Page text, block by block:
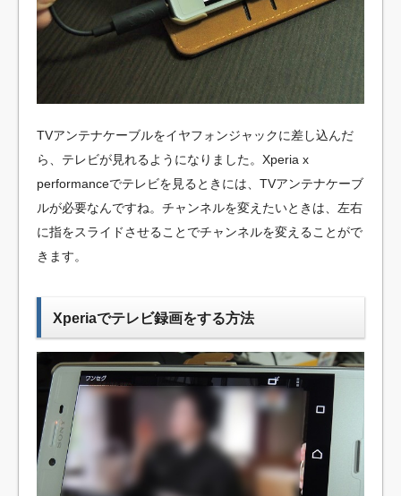
TVアンテナケーブルをイヤフォンジャックに差し込んだ
ら、テレビが見れるようになりました。Xperia x
performanceでテレビを見るときには、TVアンテナケーブ
ルが必要なんですね。チャンネルを変えたいときは、左右
に指をスライドさせることでチャンネルを変えることがで
きます。
Xperiaでテレビ録画をする方法